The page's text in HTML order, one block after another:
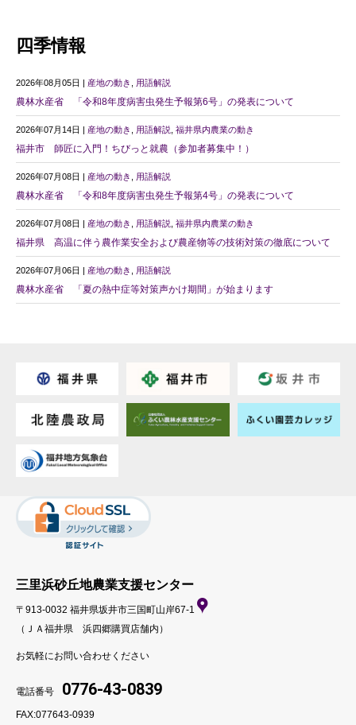
四季情報
2026年08月05日 | 産地の動き 用語解説
農林水産省 「令和8年度病害虫発生予報第6号」の発表について
2026年07月14日 | 産地の動き 用語解説 福井県内農業の動き
福井市 師匠に入門！ちびっと就農（参加者募集中！）
2026年07月08日 | 産地の動き 用語解説
農林水産省 「令和8年度病害虫発生予報第4号」の発表について
2026年07月08日 | 産地の動き 用語解説 福井県内農業の動き
福井県 高温に伴う農作業安全および農産物等の技術対策の徹底について
2026年07月06日 | 産地の動き 用語解説
農林水産省 「夏の熱中症等対策声かけ期間」が始まります
三里浜砂丘地農業支援センター
〒913-0032 福井県坂井市三国町山岸67-1
（ＪＡ福井県 浜四郷購買店舗内）
お気軽にお問い合わせください
電話番号 0776-43-0839
FAX:077643-0939